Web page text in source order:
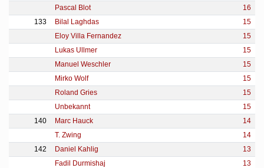
Pascal Blot
16
133
Bilal Laghdas
15
Eloy Villa Fernandez
15
Lukas Ullmer
15
Manuel Weschler
15
Mirko Wolf
15
Roland Gries
15
Unbekannt
15
140
Marc Hauck
14
T. Zwing
14
142
Daniel Kahlig
13
Fadil Durmishaj
13